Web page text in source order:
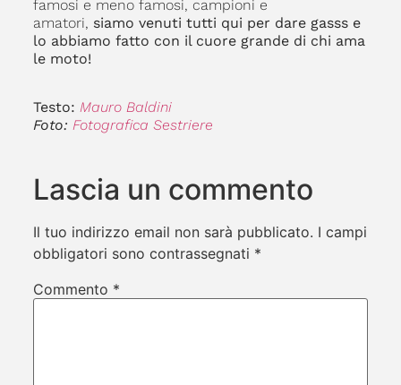
famosi e meno famosi, campioni e
amatori, siamo venuti tutti qui per dare gasss e
lo abbiamo fatto con il cuore grande di chi ama
le moto!
Testo: Mauro Baldini
Foto: Fotografica Sestriere
Lascia un commento
Il tuo indirizzo email non sarà pubblicato. I campi
obbligatori sono contrassegnati *
Commento *